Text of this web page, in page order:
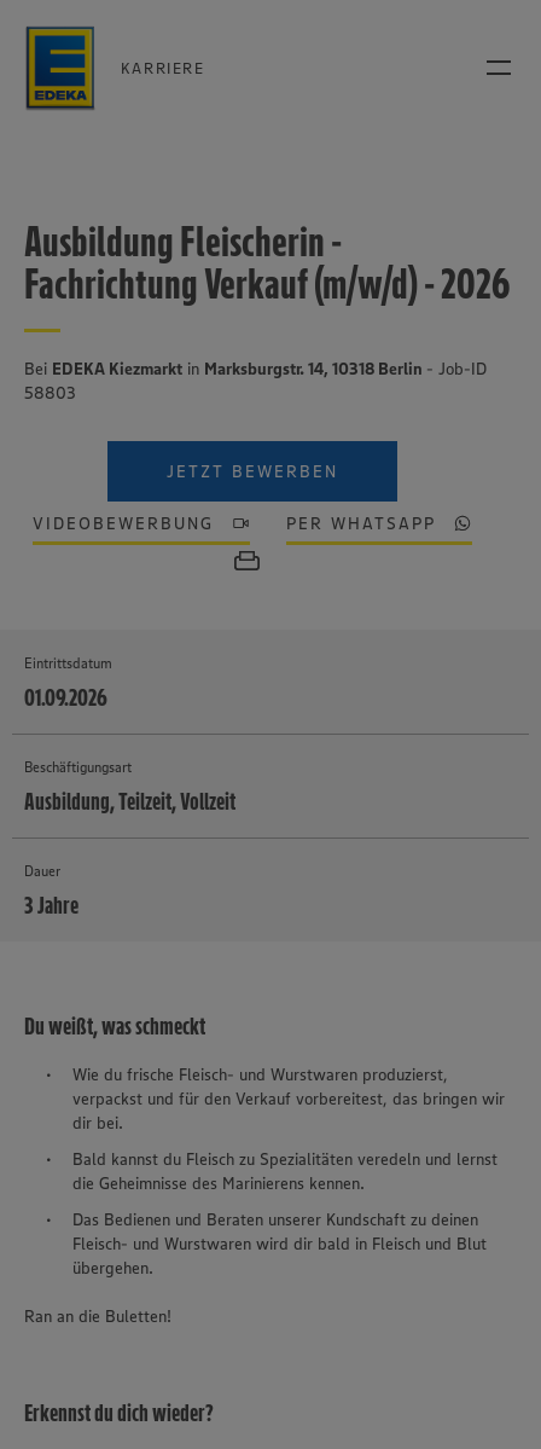
KARRIERE
Ausbildung Fleischerin -
Fachrichtung Verkauf (m/w/d) - 2026
Bei EDEKA Kiezmarkt in Marksburgstr. 14, 10318 Berlin - Job-ID
58803
JETZT BEWERBEN
VIDEOBEWERBUNG PER WHATSAPP
Eintrittsdatum
01.09.2026
Beschäftigungsart
Ausbildung, Teilzeit, Vollzeit
Dauer
3 Jahre
Du weißt, was schmeckt
Wie du frische Fleisch- und Wurstwaren produzierst,
verpackst und für den Verkauf vorbereitest, das bringen wir
dir bei.
Bald kannst du Fleisch zu Spezialitäten veredeln und lernst
die Geheimnisse des Marinierens kennen.
Das Bedienen und Beraten unserer Kundschaft zu deinen
Fleisch- und Wurstwaren wird dir bald in Fleisch und Blut
übergehen.
Ran an die Buletten!
Erkennst du dich wieder?